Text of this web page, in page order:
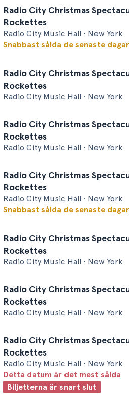
Radio City Christmas
Rockettes
Radio City Music Hall • New York
Snabbast sålda de senaste
Radio City Christmas
Rockettes
Radio City Music Hall • New York
Radio City Christmas
Rockettes
Radio City Music Hall • New York
Radio City Christmas
Rockettes
Radio City Music Hall • New York
Snabbast sålda de senaste
Radio City Christmas
Rockettes
Radio City Music Hall • New York
Radio City Christmas
Rockettes
Radio City Music Hall • New York
Radio City Christmas
Rockettes
Radio City Music Hall • New York
Detta datum är det mest sålda
Biljetterna är snart slut